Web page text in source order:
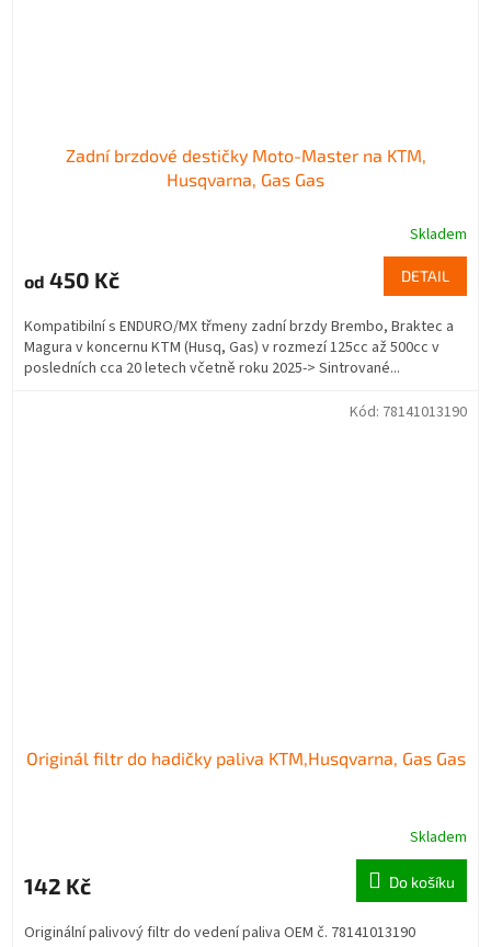
Zadní brzdové destičky Moto-Master na KTM,
Husqvarna, Gas Gas
Skladem
od 450 Kč DETAIL
Kompatibilní s ENDURO/MX třmeny zadní brzdy Brembo, Braktec a
Magura v koncernu KTM (Husq, Gas) v rozmezí 125cc až 500cc v
posledních cca 20 letech včetně roku 2025-> Sintrované...
Originál filtr do hadičky paliva KTM,Husqvarna, Gas Gas
Skladem
142 Kč Do košíku
Originální palivový filtr do vedení paliva OEM č. 78141013190
Kód: 78141013190